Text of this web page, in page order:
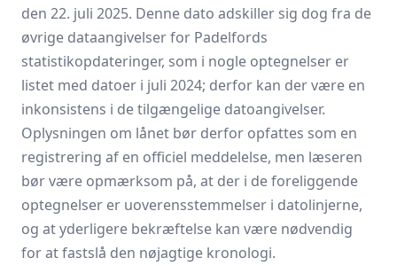
den 22. juli 2025. Denne dato adskiller sig dog fra de
øvrige dataangivelser for Padelfords
statistikopdateringer, som i nogle optegnelser er
listet med datoer i juli 2024; derfor kan der være en
inkonsistens i de tilgængelige datoangivelser.
Oplysningen om lånet bør derfor opfattes som en
registrering af en officiel meddelelse, men læseren
bør være opmærksom på, at der i de foreliggende
optegnelser er uoverensstemmelser i datolinjerne,
og at yderligere bekræftelse kan være nødvendig
for at fastslå den nøjagtige kronologi.